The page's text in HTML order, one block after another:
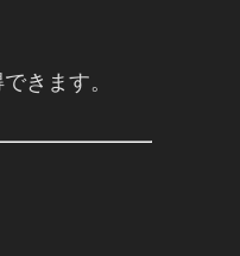
きます。